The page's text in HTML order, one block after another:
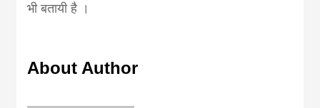
भी बतायी है ।
About Author